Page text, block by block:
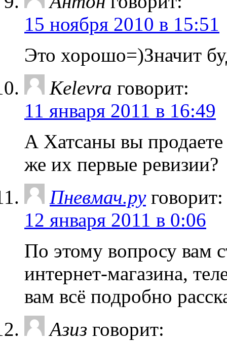
15 ноября 2010 в 15:51
Это хорошо=)Значит
Kelevra говорит:
11 января 2011 в 16:49
А Хатсаны вы
же их первые ревизии?
Пневмач.ру говорит:
12 января 2011 в 0:06
По этому вопросу вам
интернет-магазина,
вам всё подробно
Азиз говорит: